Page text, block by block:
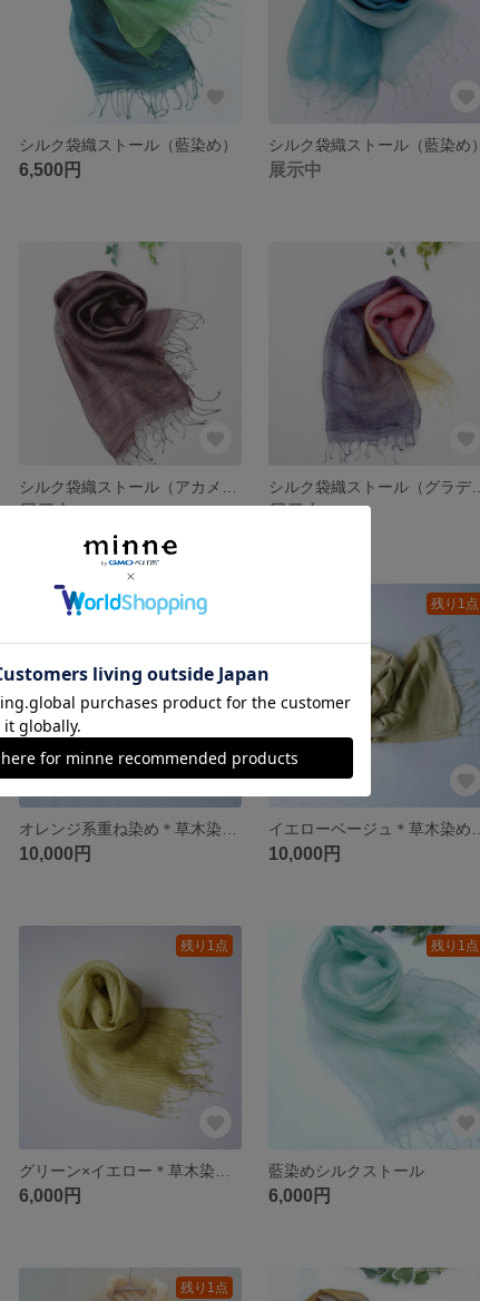
シルク袋織ストール（藍染め）
6,500円
シルク袋織ストール（藍染め）
展示中
展示中 展示中
残り1点
10,000円
残り1点
10,000円
残り1点
6,000円
残り1点
藍染めシルクストール
6,000円
残り1点